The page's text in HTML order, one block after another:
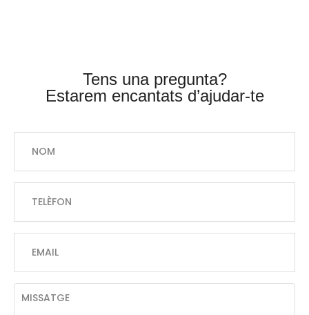
Tens una pregunta?
Estarem encantats d’ajudar-te